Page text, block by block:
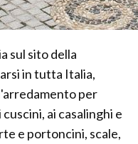
sul sito della
in tutta Italia,
per
ai casalinghi e
e portoncini, scale,